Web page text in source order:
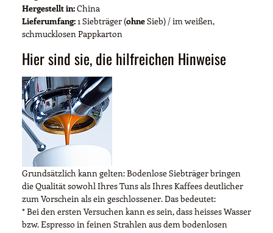
Hergestellt in:China
Lieferumfang:1 Siebträger (ohneSieb) / im weißen,
schmucklosen Pappkarton
Hier sind sie, die hilfreichen Hinweise
Grundsätzlich kann gelten: Bodenlose Siebträger bringen
die Qualität sowohl Ihres Tuns als Ihres Kaffees deutlicher
zum Vorschein als ein geschlossener. Das bedeutet:
* Bei den ersten Versuchen kann es sein, dass heisses Wasser
bzw. Espresso in feinen Strahlen aus dem bodenlosen